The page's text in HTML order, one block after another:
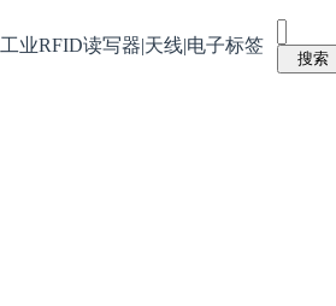
工业RFID读写器|天线|电子标签